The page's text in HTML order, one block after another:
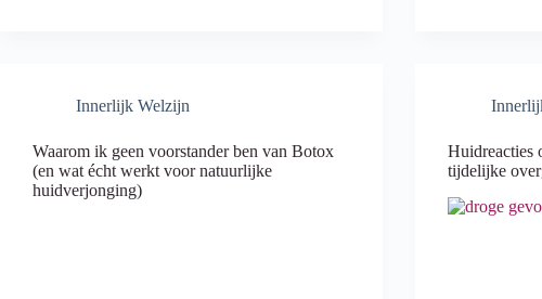
Innerlijk Welzijn
Waarom ik geen voorstander ben van Botox
(en wat écht werkt voor natuurlijke
huidverjonging)
Huidreacties
tijdelijke